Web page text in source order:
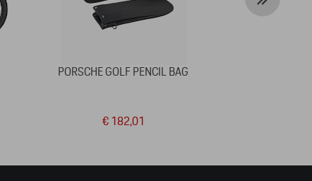
PORSCHE GOLF PENCIL BAG
€ 182,01